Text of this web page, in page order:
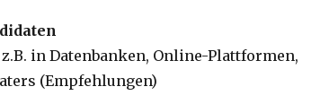
in Datenbanken, Online-Plattformen,
(Empfehlungen)